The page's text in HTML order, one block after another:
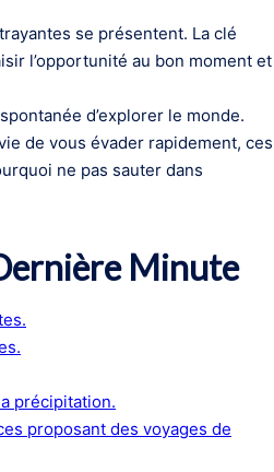
se présentent. La clé
l’opportunité au bon moment et
d’explorer le monde.
de vous évader rapidement, ces
ne pas sauter dans
Minute
précipitation.
proposant des voyages de